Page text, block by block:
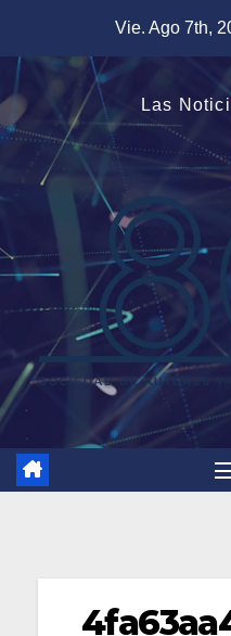
contenido
Vie. Ago 7th,
Las